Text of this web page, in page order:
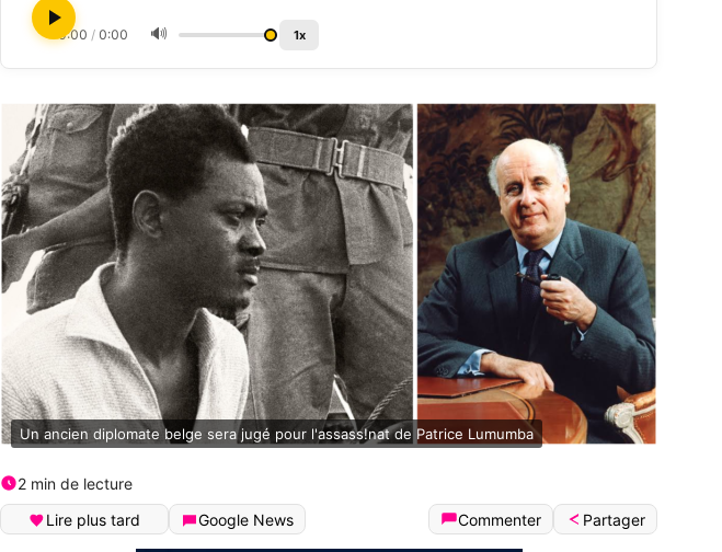
0:00 / 0:00 🔊 1x
Un ancien diplomate belge sera jugé pour l'assass!nat de Patrice Lumumba
2 min de lecture
Lire plus tard
Google News Commenter Partager